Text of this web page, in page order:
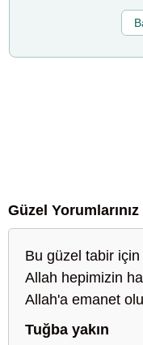
Güzel Yorumlarınız
Bu güzel tabir
Allah hepimizin
Allah'a emanet
Tuğba yakın